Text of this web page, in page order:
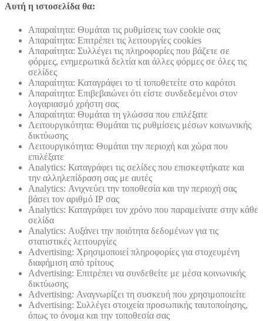
Αυτή η ιστοσελίδα θα:
Απαραίτητα: Θυμάται τις ρυθμίσεις των cookie σας
Απαραίτητα: Επιτρέπει τις λειτουργίες cookies
Απαραίτητα: Συλλέγει τις πληροφορίες που βάζετε σε
φόρμες, ενημερωτικά δελτία και άλλες φόρμες σε όλες τις
σελίδες
Απαραίτητα: Καταγράφει το τί τοποθετείτε στο καρότσι
Απαραίτητα: Επιβεβαιώνει ότι είστε συνδεδεμένοι στον
λογαριασμό χρήστη σας
Απαραίτητα: Θυμάται τη γλώσσα που επιλέξατε
Λειτουργικότητα: Θυμάται τις ρυθμίσεις μέσων κοινωνικής
δικτύωσης
Λειτουργικότητα: Θυμάται την περιοχή και χώρα που
επιλέξατε
Analytics: Καταγράφει τις σελίδες που επισκεφτήκατε και
την αλληλεπίδραση σας με αυτές
Analytics: Ανιχνεύει την τοποθεσία και την περιοχή σας
βάσει τον αριθμό ΙΡ σας
Analytics: Καταγράφει τον χρόνο που παραμείνατε στην κάθε
σελίδα
Analytics: Αυξάνει την ποιότητα δεδομένων για τις
στατιστικές λειτουργίες
Advertising: Χρησιμοποιεί πληροφορίες για στοχευμένη
διαφήμιση από τρίτους
Advertising: Επιτρέπει να συνδεθείτε με μέσα κοινωνικής
δικτύωσης
Advertising: Αναγνωρίζει τη συσκευή που χρησιμοποιείτε
Advertising: Συλλέγει στοιχεία προσωπικής ταυτοποίησης,
όπως το όνομα και την τοποθεσία σας